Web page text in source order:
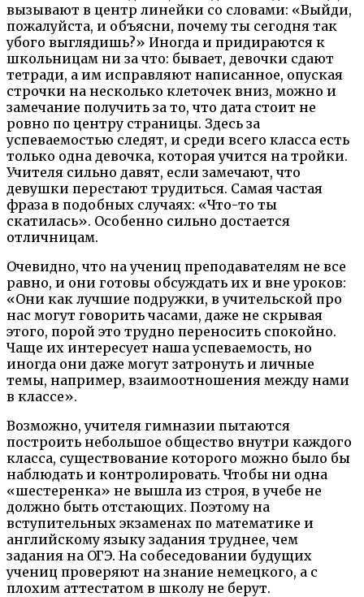
вызывают в центр линейки со словами: «Выйди,
пожалуйста, и объясни, почему ты сегодня так
убого выглядишь?» Иногда и придираются к
школьницам ни за что: бывает, девочки сдают
тетради, а им исправляют написанное, опуская
строчки на несколько клеточек вниз, можно и
замечание получить за то, что дата стоит не
ровно по центру страницы. Здесь за
успеваемостью следят, и среди всего класса есть
только одна девочка, которая учится на тройки.
Учителя сильно давят, если замечают, что
девушки перестают трудиться. Самая частая
фраза в подобных случаях: «Что-то ты
скатилась». Особенно сильно достается
отличницам.
Очевидно, что на учениц преподавателям не все
равно, и они готовы обсуждать их и вне уроков:
«Они как лучшие подружки, в учительской про
нас могут говорить часами, даже не скрывая
этого, порой это трудно переносить спокойно.
Чаще их интересует наша успеваемость, но
иногда они даже могут затронуть и личные
темы, например, взаимоотношения между нами
в классе».
Возможно, учителя гимназии пытаются
построить небольшое общество внутри каждого
класса, существование которого можно было бы
наблюдать и контролировать. Чтобы ни одна
«шестеренка» не вышла из строя, в учебе не
должно быть отстающих. Поэтому на
вступительных экзаменах по математике и
английскому языку задания труднее, чем
задания на ОГЭ. На собеседовании будущих
учениц проверяют на знание немецкого, а с
плохим аттестатом в школу не берут.